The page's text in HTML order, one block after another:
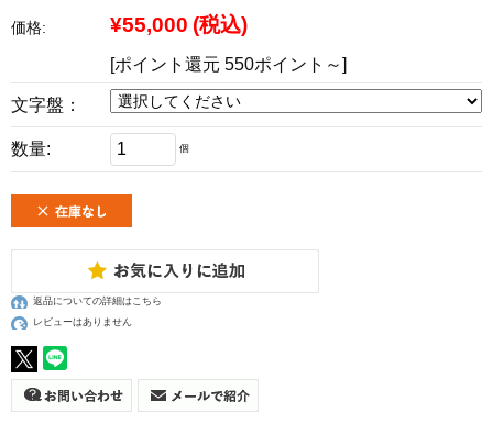
価格: ¥55,000 (税込)
[ポイント還元 550ポイント～]
文字盤：
数量: 個
返品についての詳細はこちら
レビューはありません